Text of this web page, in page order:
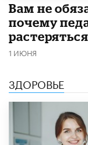
​Вам не
почему
растеряться
1 ИЮНЯ
ЗДОРОВЬЕ